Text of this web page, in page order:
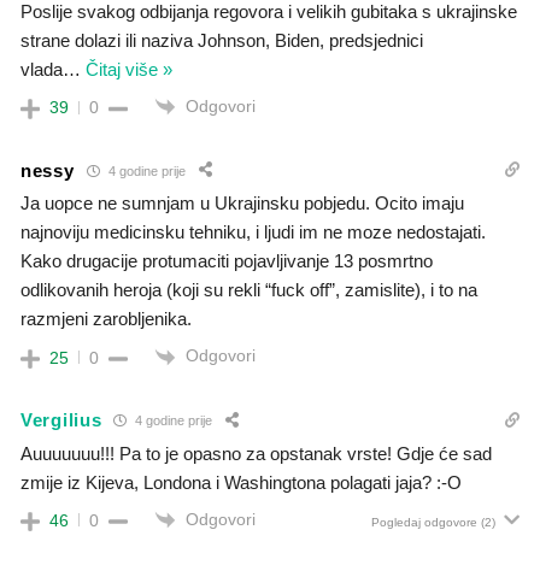
Poslije svakog odbijanja regovora i velikih gubitaka s ukrajinske
strane dolazi ili naziva Johnson, Biden, predsjednici
vlada… Čitaj više »
39 0 Odgovori
nessy 4 godine prije
Ja uopce ne sumnjam u Ukrajinsku pobjedu. Ocito imaju
najnoviju medicinsku tehniku, i ljudi im ne moze nedostajati.
Kako drugacije protumaciti pojavljivanje 13 posmrtno
odlikovanih heroja (koji su rekli “fuck off”, zamislite), i to na
razmjeni zarobljenika.
25 0 Odgovori
Vergilius 4 godine prije
Auuuuuuu!!! Pa to je opasno za opstanak vrste! Gdje će sad
zmije iz Kijeva, Londona i Washingtona polagati jaja? :-O
46 0 Odgovori Pogledaj odgovore (2)